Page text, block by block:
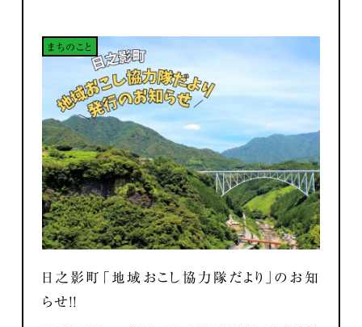
まちのこと
日之影町「地域おこし協力隊だより」のお知
らせ！！